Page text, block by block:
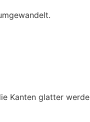
Kanten glatter